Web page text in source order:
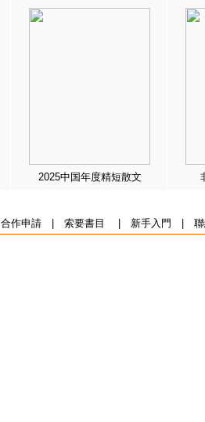
2025中国年度精短散文
合作申請| 索要書目 新手入門